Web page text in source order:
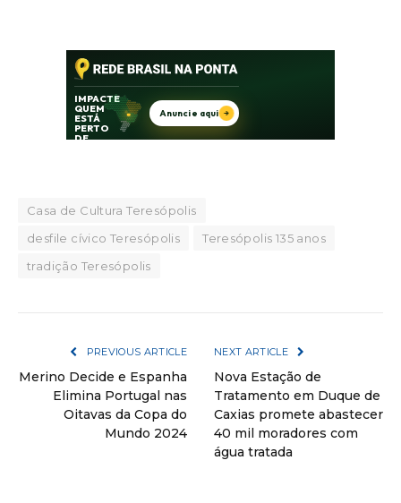
Casa de Cultura Teresópolis
desfile cívico Teresópolis
Teresópolis 135 anos
tradição Teresópolis
PREVIOUS ARTICLE
Merino Decide e Espanha
Elimina Portugal nas
Oitavas da Copa do
Mundo 2024
NEXT ARTICLE
Nova Estação de
Tratamento em Duque de
Caxias promete abastecer
40 mil moradores com
água tratada